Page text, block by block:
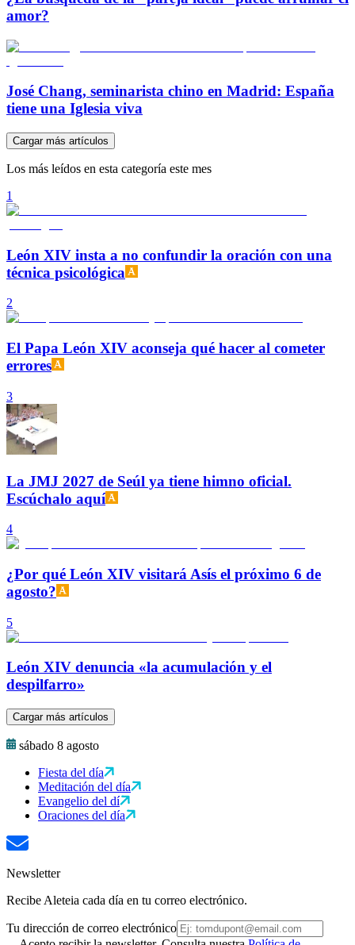
amor?
José Chang, seminarista chino en Madrid: España
tiene una Iglesia viva
Cargar más artículos
Los más leídos en esta categoría este mes
1
León XIV insta a no confundir la oración con una
técnica psicológica
2
El Papa León XIV aconseja qué hacer al cometer
errores
3
La JMJ 2027 de Seúl ya tiene himno oficial.
Escúchalo aquí
4
¿Por qué León XIV visitará Asís el próximo 6 de
agosto?
5
León XIV denuncia «la acumulación y el
despilfarro»
Cargar más artículos
sábado 8 agosto
Fiesta del día
Meditación del día
Evangelio del dí
Oraciones del día
Newsletter
Recibe Aleteia cada día en tu correo electrónico.
Tu dirección de correo electrónico